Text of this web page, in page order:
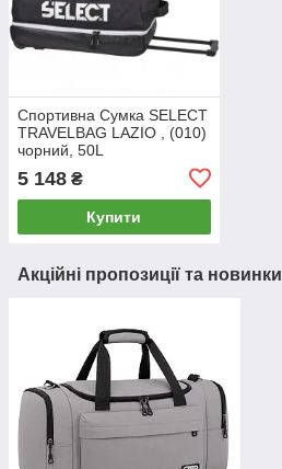
Спортивна Сумка SELECT
TRAVELBAG LAZIO , (010)
чорний, 50L
5 148 ₴
Купити
Акційні пропозиції та новинки